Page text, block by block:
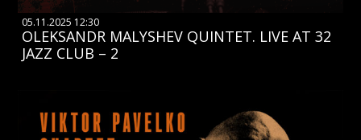
05.11.2025 12:30
OLEKSANDR MALYSHEV QUINTET. LIVE AT 32
JAZZ CLUB – 2